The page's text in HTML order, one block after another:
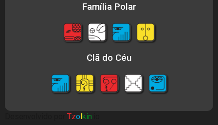
Família Polar
Clã do Céu
Tzolkin